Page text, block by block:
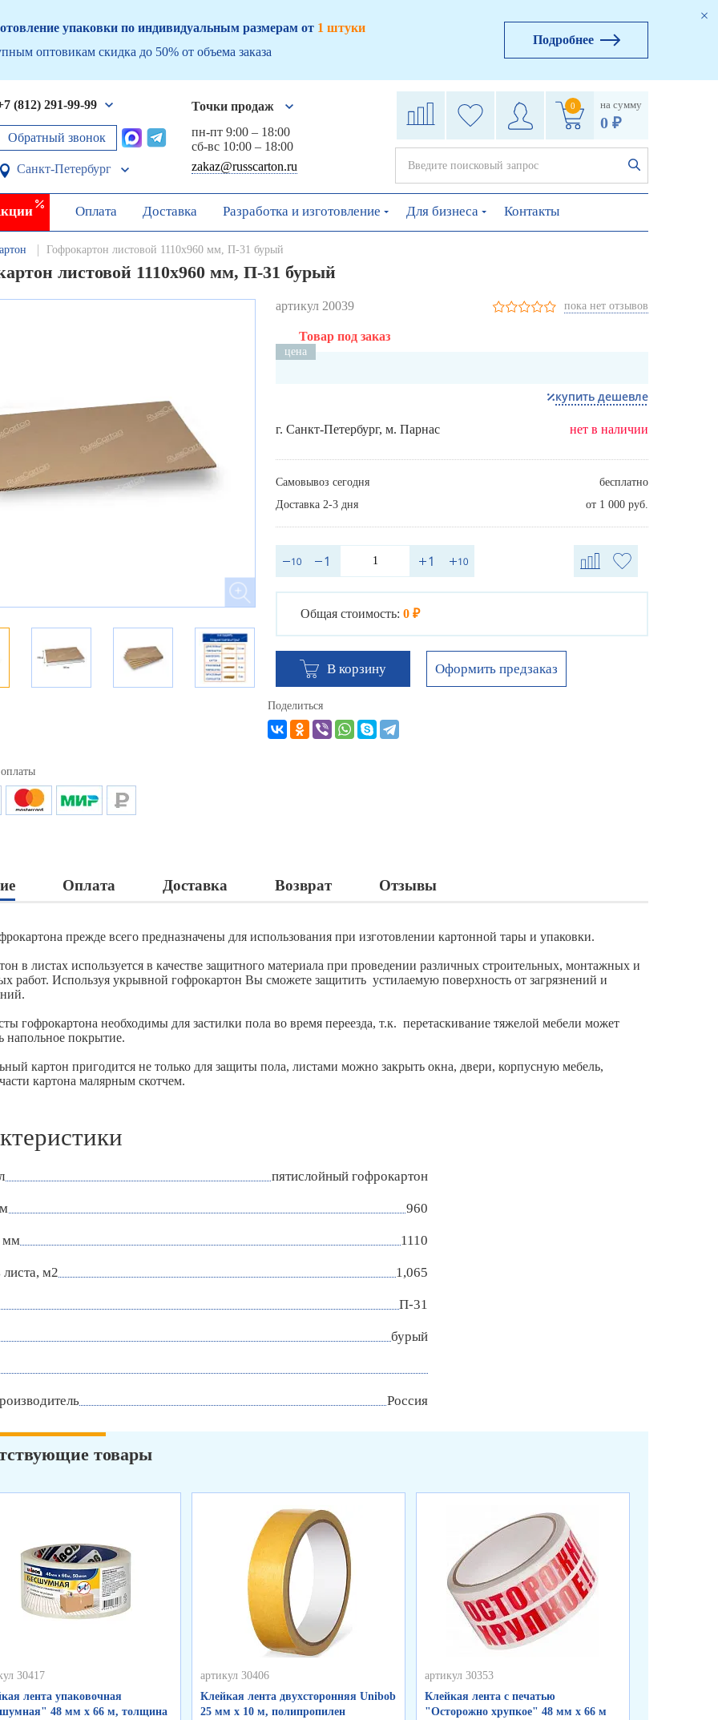
упаковки по индивидуальным размерам от 1 штуки
оптовикам скидка до 50% от объема заказа
Подробнее
(812) 291-99-99
Обратный звонок
Санкт-Петербург
Точки продаж
пн-пт 9:00 – 18:00
сб-вс 10:00 – 18:00
zakaz@russcarton.ru
0 на сумму
0 ₽
Оплата Доставка Разработка и изготовление Для бизнеса Контакты
Гофрокартон листовой 1110х960 мм, П-31 бурый
листовой 1110х960 мм, П-31 бурый
артикул 20039 пока нет отзывов
Товар под заказ
цена
купить дешевле
г. Санкт-Петербург, м. Парнас нет в наличии
Самовывоз сегодня
бесплатно
Доставка 2-3 дня
от 1 000 руб.
Общая стоимость: 0 ₽
В корзину Оформить предзаказ
Поделиться
Оплата Доставка Возврат Отзывы
прежде всего предназначены для использования при изготовлении картонной тары и упаковки.
в листах используется в качестве защитного материала при проведении различных строительных, монтажных и
работ. Используя укрывной гофрокартон Вы сможете защитить устилаемую поверхность от загрязнений и
гофрокартона необходимы для застилки пола во время переезда, т.к. перетаскивание тяжелой мебели может
напольное покрытие.
картон пригодится не только для защиты пола, листами можно закрыть окна, двери, корпусную мебель,
картона малярным скотчем.
пятислойный гофрокартон
960
мм 1110
м2 1,065
П-31
бурый
Россия
товары
30417
лента упаковочная
48 мм х 66 м, толщина
артикул 30406
Клейкая лента двухсторонняя Unibob
25 мм х 10 м, полипропилен
артикул 30353
Клейкая лента с печатью
"Осторожно хрупкое" 48 мм х 66 м